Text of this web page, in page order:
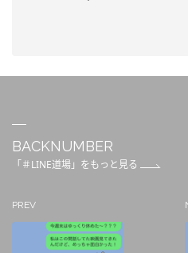
BACKNUMBER
「＃LINE道場」をもっと見る
PREV